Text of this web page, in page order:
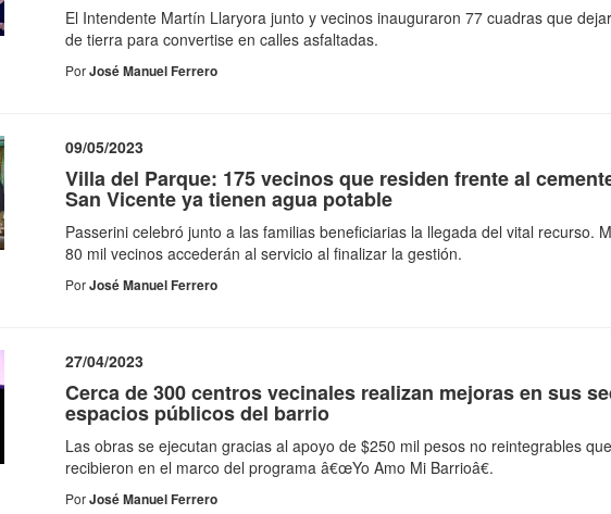
El Intendente Martí­n Llaryora junto y vecinos inauguraron 77 cuadras que
de tierra para convertise en calles asfaltadas.
PorJosé Manuel Ferrero
09/05/2023
Villa del Parque: 175 vecinos que residen frente al
San Vicente ya tienen agua potable
Passerini celebró junto a las familias beneficiarias la llegada del vital recurso.
80 mil vecinos accederán al servicio al finalizar la gestión.
PorJosé Manuel Ferrero
27/04/2023
Cerca de 300 centros vecinales realizan mejoras en sus
espacios públicos del barrio
Las obras se ejecutan gracias al apoyo de $250 mil pesos no reintegrables que
recibieron en el marco del programa â€œYo Amo Mi Barrioâ€.
PorJosé Manuel Ferrero